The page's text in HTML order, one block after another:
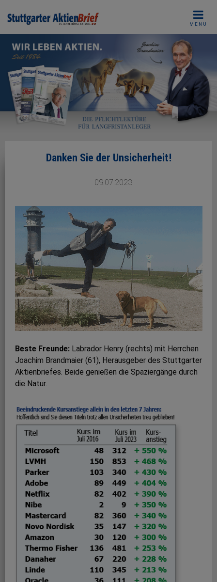
MENU
Danken Sie der Unsicherheit!
09.07.2023
Beste Freunde:Labrador Henry (rechts) mit Herrchen
Joachim Brandmaier (61), Herausgeber des Stuttgarter
Aktienbriefes. Beide genießen die Spaziergänge durch
die Natur.